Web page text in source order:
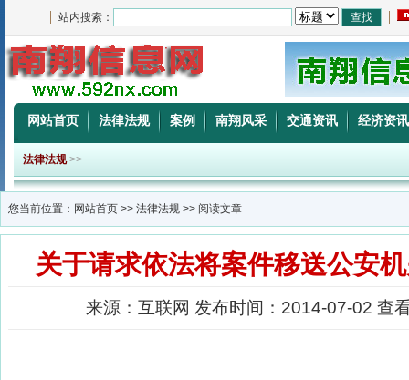
站内搜索：
网站首页 法律法规 案例 南翔风采 交通资讯 经济资讯
法律法规 >>
您当前位置： 网站首页 >> 法律法规 >> 阅读文章
关于请求依法将案件移送公安
来源：互联网 发布时间：2014-07-02 查